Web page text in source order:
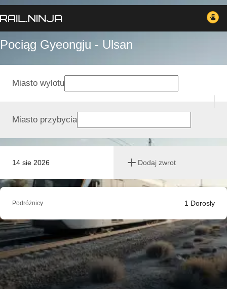
Pociąg Gyeongju - Ulsan
14 sie 2026 Dodaj zwrot
Miasto wylotu
Miasto przybycia
Podróżnicy 1 Dorosły